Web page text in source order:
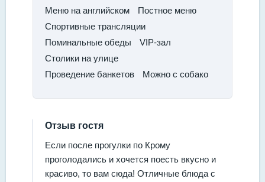
​Меню на английском
​Постное меню​
Спортивные трансляции​
Поминальные обеды
​VIP-зал
​Столики на улице
​Проведение банкетов​
Можно с собако
Отзыв гостя
Если после прогулки по Крому
проголодались и хочется поесть вкусно и
красиво, то вам сюда! Отличные блюда с